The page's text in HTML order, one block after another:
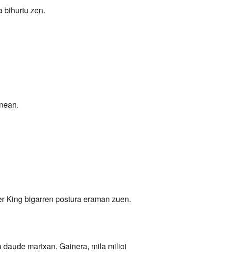
bihurtu zen.
King bigarren postura eraman zuen.
martxan. Gainera, mila milioi